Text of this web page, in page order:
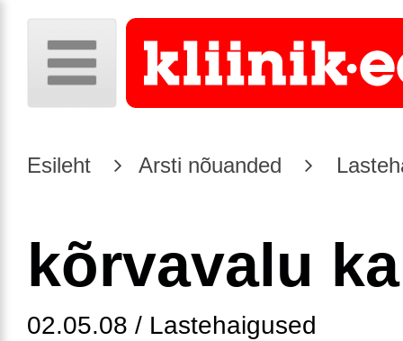
Esileht Arsti nõuanded
kõrvavalu
02.05.08 / Lastehaigused